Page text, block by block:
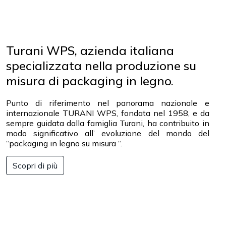
Turani WPS, azienda italiana
specializzata nella produzione su
misura di packaging in legno.
Punto di riferimento nel panorama nazionale e
internazionale TURANI WPS, fondata nel 1958, e da
sempre guidata dalla famiglia Turani, ha contribuito in
modo significativo all’ evoluzione del mondo del
“packaging in legno su misura “.
Scopri di più